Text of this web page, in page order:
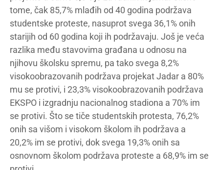
tome, čak 85,7% mlađih od 40 godina podržava
studentske proteste, nasuprot svega 36,1% onih
starijih od 60 godina koji ih podržavaju. Još je veća
razlika među stavovima građana u odnosu na
njihovu školsku spremu, pa tako svega 8,2%
visokoobrazovanih podržava projekat Jadar a 80%
mu se protivi, i 23,3% visokoobrazovanih podržava
EKSPO i izgradnju nacionalnog stadiona a 70% im
se protivi. Što se tiče studentskih protesta, 76,2%
onih sa višom i visokom školom ih podržava a
20,2% im se protivi, dok svega 19,3% onih sa
osnovnom školom podržava proteste a 68,9% im se